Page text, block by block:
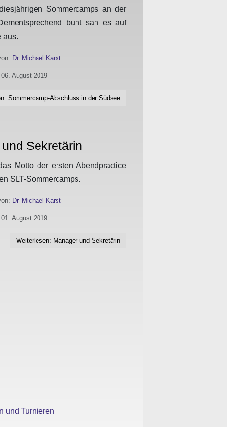
Sommercamps an der
bunt sah es auf
aus.
Dr. Michael Karst
August 2019
Sommercamp-Abschluss in der Südsee
Sekretärin
Motto der ersten Abendpractice
SLT-Sommercamps.
Dr. Michael Karst
August 2019
Weiterlesen: Manager und Sekretärin
und Turnieren